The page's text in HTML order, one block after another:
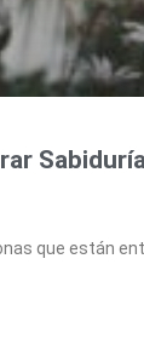
que están